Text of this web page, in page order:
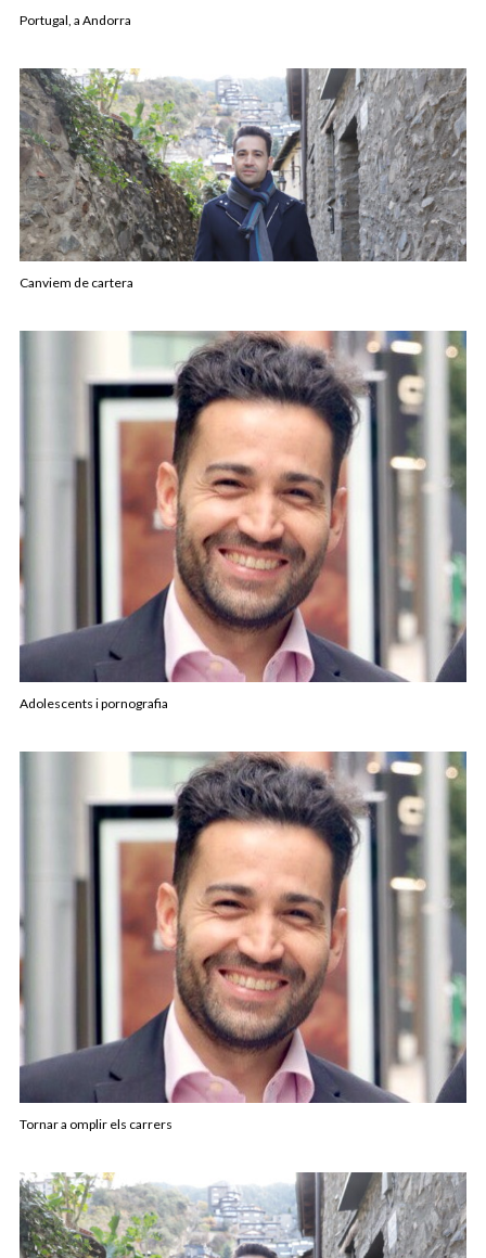
Portugal, a Andorra
Canviem de cartera
Adolescents i pornografia
Tornar a omplir els carrers